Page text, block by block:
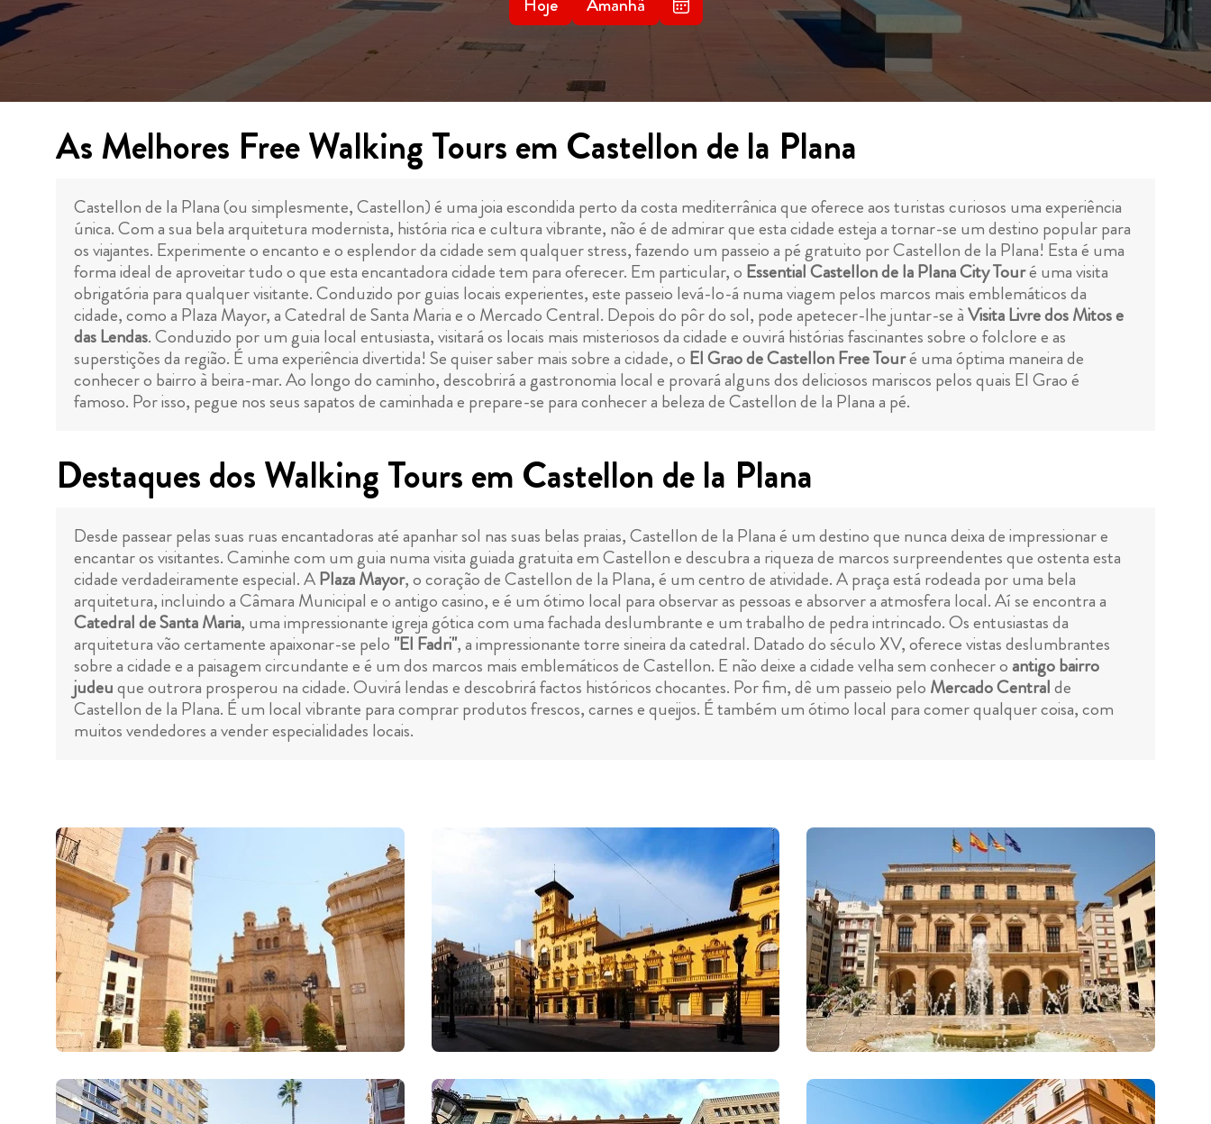
As Melhores Free Walking Tours em Castellon de la Plana
Castellon de la Plana (ou simplesmente, Castellon) é uma joia escondida perto da costa mediterrânica que oferece aos turistas curiosos uma experiência
única. Com a sua bela arquitetura modernista, história rica e cultura vibrante, não é de admirar que esta cidade esteja a tornar-se um destino popular para
os viajantes. Experimente o encanto e o esplendor da cidade sem qualquer stress, fazendo um passeio a pé gratuito por Castellon de la Plana! Esta é uma
forma ideal de aproveitar tudo o que esta encantadora cidade tem para oferecer. Em particular, o Essential Castellon de la Plana City Touré uma visita
obrigatória para qualquer visitante. Conduzido por guias locais experientes, este passeio levá-lo-á numa viagem pelos marcos mais emblemáticos da
cidade, como a Plaza Mayor, a Catedral de Santa Maria e o Mercado Central. Depois do pôr do sol, pode apetecer-lhe juntar-se àVisita Livre dos Mitos e
das Lendas. Conduzido por um guia local entusiasta, visitará os locais mais misteriosos da cidade e ouvirá histórias fascinantes sobre o folclore e as
superstições da região. É uma experiência divertida! Se quiser saber mais sobre a cidade, o El Grao de Castellon Free Touré uma óptima maneira de
conhecer o bairro à beira-mar. Ao longo do caminho, descobrirá a gastronomia local e provará alguns dos deliciosos mariscos pelos quais El Grao é
famoso. Por isso, pegue nos seus sapatos de caminhada e prepare-se para conhecer a beleza de Castellon de la Plana a pé.
Destaques dos Walking Tours em Castellon de la Plana
Desde passear pelas suas ruas encantadoras até apanhar sol nas suas belas praias, Castellon de la Plana é um destino que nunca deixa de impressionar e
encantar os visitantes. Caminhe com um guia numa visita guiada gratuita em Castellon e descubra a riqueza de marcos surpreendentes que ostenta esta
cidade verdadeiramente especial. APlaza Mayor, o coração de Castellon de la Plana, é um centro de atividade. A praça está rodeada por uma bela
arquitetura, incluindo a Câmara Municipal e o antigo casino, e é um ótimo local para observar as pessoas e absorver a atmosfera local. Aí se encontra a
Catedral de Santa Maria, uma impressionante igreja gótica com uma fachada deslumbrante e um trabalho de pedra intrincado. Os entusiastas da
arquitetura vão certamente apaixonar-se pelo "El Fadri", a impressionante torre sineira da catedral. Datado do século XV, oferece vistas deslumbrantes
sobre a cidade e a paisagem circundante e é um dos marcos mais emblemáticos de Castellon. E não deixe a cidade velha sem conhecer oantigo bairro
judeuque outrora prosperou na cidade. Ouvirá lendas e descobrirá factos históricos chocantes. Por fim, dê um passeio pelo Mercado Centralde
Castellon de la Plana. É um local vibrante para comprar produtos frescos, carnes e queijos. É também um ótimo local para comer qualquer coisa, com
muitos vendedores a vender especialidades locais.